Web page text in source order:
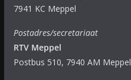
7941 KC Meppel
Postadres/secretariaat
RTV Meppel
Postbus 510, 7940 AM Meppel